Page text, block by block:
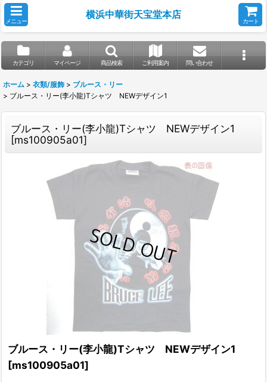
メニュー
横浜中華街天宝堂本店
カート
カテゴリ マイページ 商品検索 ご利用案内 問い合わせ
ホーム > 衣類/服飾 > ブルース・リー
> ブルース・リー(李小龍)Tシャツ NEWデザイン1
ブルース・リー(李小龍)Tシャツ NEWデザイン1
[ms100905a01]
ブルース・リー(李小龍)Tシャツ NEWデザイン1
[ms100905a01]